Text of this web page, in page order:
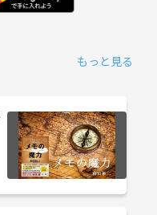
もっと見る